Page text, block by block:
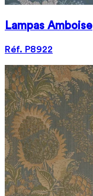
Lampas Amboise
Réf. P8922